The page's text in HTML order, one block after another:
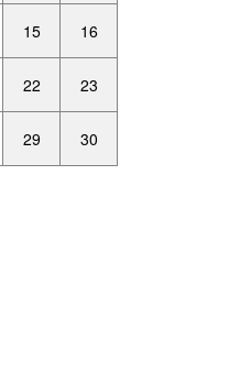
15 16
22 23
29 30